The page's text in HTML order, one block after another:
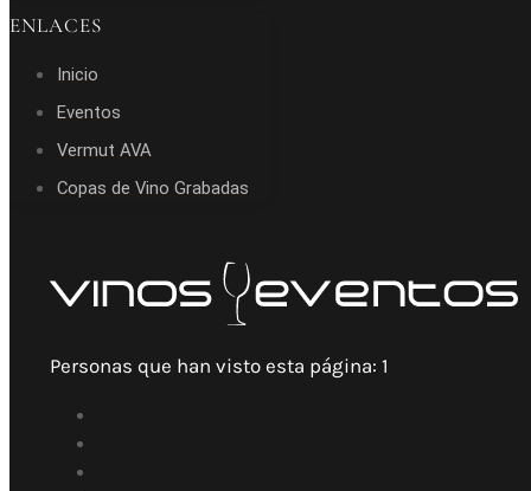
ENLACES
Inicio
Eventos
Vermut AVA
Copas de Vino Grabadas
Personas que han visto esta página: 1